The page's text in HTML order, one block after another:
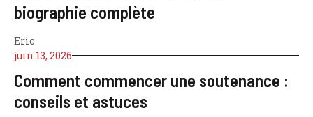
biographie complète
Eric
juin 13, 2026
Comment commencer une soutenance :
conseils et astuces